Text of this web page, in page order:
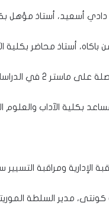
أسعيد، أستاذ مؤهل
أستاذ محاضر بكلية
الانجليزية.
بكلية الآداب والعلوم
ومراقبة التسيير
مدير السلطة